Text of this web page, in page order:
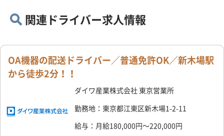
関連ドライバー求人情報
OA機器の配送ドライバー／普通免許OK／新木場駅
から徒歩2分！！
ダイワ産業株式会社 東京営業所
勤務地：東京都江東区新木場1-2-11
給与：月給180,000円～220,000円